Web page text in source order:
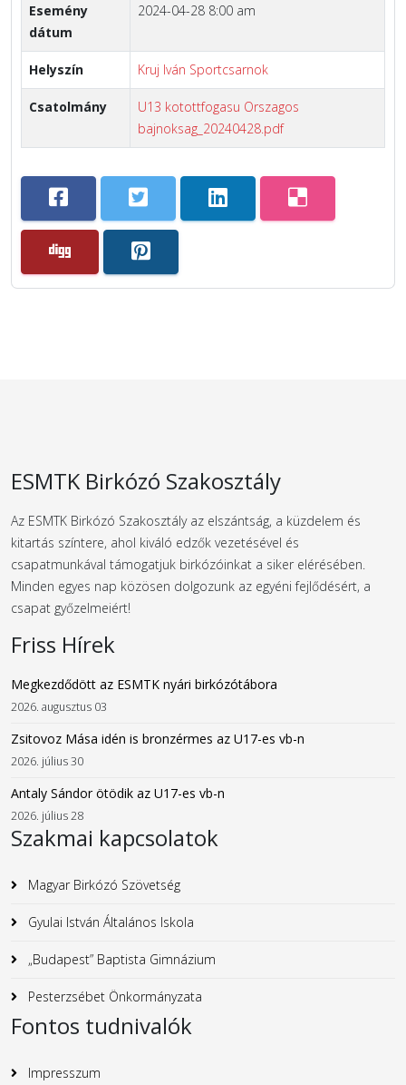
Esemény
dátum
2024-04-28 8:00 am
Helyszín Kruj Iván Sportcsarnok
Csatolmány
U13 kotottfogasu Orszagos
bajnoksag_20240428.pdf
ESMTK Birkózó Szakosztály
Az ESMTK Birkózó Szakosztály az elszántság, a küzdelem és
kitartás színtere, ahol kiváló edzők vezetésével és
csapatmunkával támogatjuk birkózóinkat a siker elérésében.
Minden egyes nap közösen dolgozunk az egyéni fejlődésért, a
csapat győzelmeiért!
Friss Hírek
Megkezdődött az ESMTK nyári birkózótábora
2026. augusztus 03
Zsitovoz Mása idén is bronzérmes az U17-es vb-n
2026. július 30
Antaly Sándor ötödik az U17-es vb-n
2026. július 28
Szakmai kapcsolatok
Magyar Birkózó Szövetség
Gyulai István Általános Iskola
„Budapest” Baptista Gimnázium
Pesterzsébet Önkormányzata
Fontos tudnivalók
Impresszum